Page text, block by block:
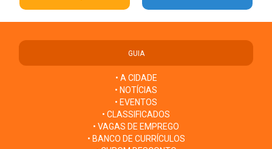
GUIA
• A CIDADE
• NOTÍCIAS
• EVENTOS
• CLASSIFICADOS
• VAGAS DE EMPREGO
• BANCO DE CURRÍCULOS